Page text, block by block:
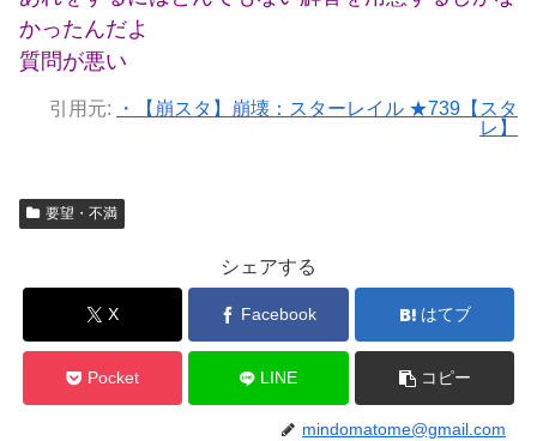
かったんだよ
質問が悪い
引用元:
・【崩スタ】崩壊：スターレイル ★739【スタ
レ】
要望・不満
シェアする
X Facebook はてブ
Pocket LINE コピー
mindomatome@gmail.com